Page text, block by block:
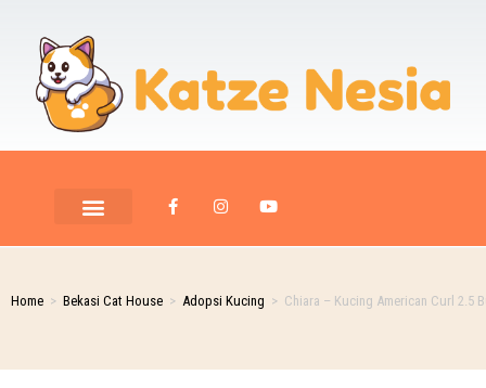
Home > Bekasi Cat House > Adopsi Kucing > Chiara – Kucing American Curl 2.5